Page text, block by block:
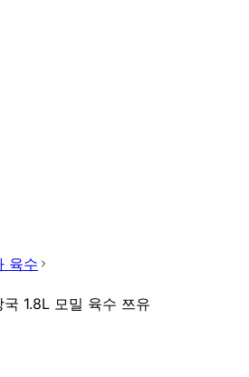
육수
1.8L 모밀 육수 쯔유